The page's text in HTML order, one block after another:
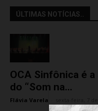
.Anúncio
ÚLTIMAS NOTÍCIAS..
OCA Sinfônica é
do “Som na...
Flávia Varela